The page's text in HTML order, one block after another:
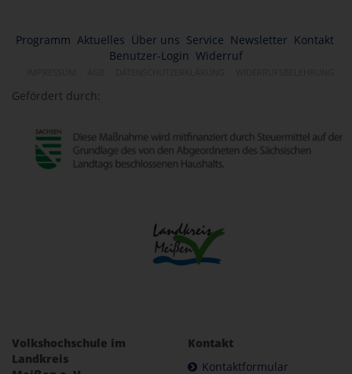
Programm Aktuelles Über uns Service Newsletter Kontakt
Benutzer-Login Widerruf
Gefördert durch:
Volkshochschule im
Landkreis
Kontakt
Kontaktformular